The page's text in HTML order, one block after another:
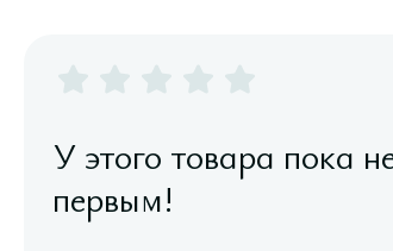
У этого товара пока
первым!